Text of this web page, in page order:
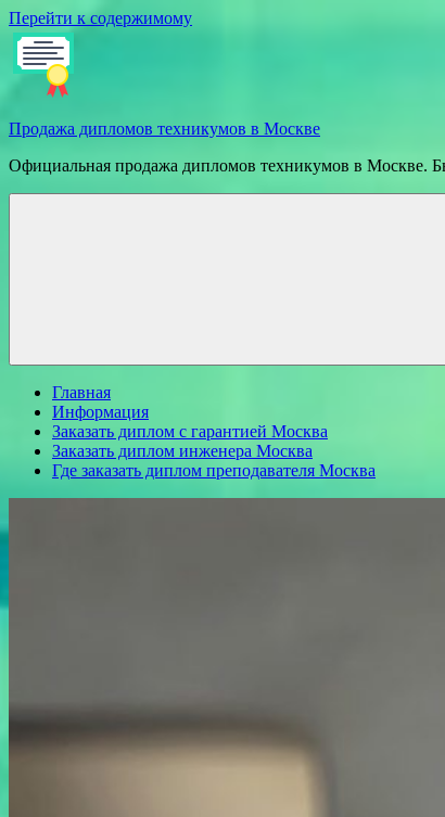
Перейти к содержимому
Продажа дипломов техникумов в Москве
Официальная продажа дипломов техникумов в Москве.
Главная
Информация
Заказать диплом с гарантией Москва
Заказать диплом инженера Москва
Где заказать диплом преподавателя Москва